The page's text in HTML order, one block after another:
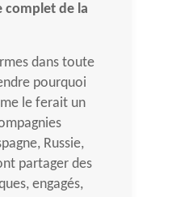
complet de la
dans toute
pourquoi
le ferait un
Russie,
partager des
engagés,